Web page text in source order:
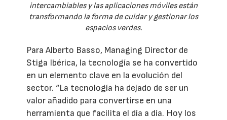
intercambiables y las aplicaciones móviles están
transformando la forma de cuidar y gestionar los
espacios verdes.
Para Alberto Basso, Managing Director de
Stiga Ibérica, la tecnología se ha convertido
en un elemento clave en la evolución del
sector. “La tecnología ha dejado de ser un
valor añadido para convertirse en una
herramienta que facilita el día a día. Hoy los